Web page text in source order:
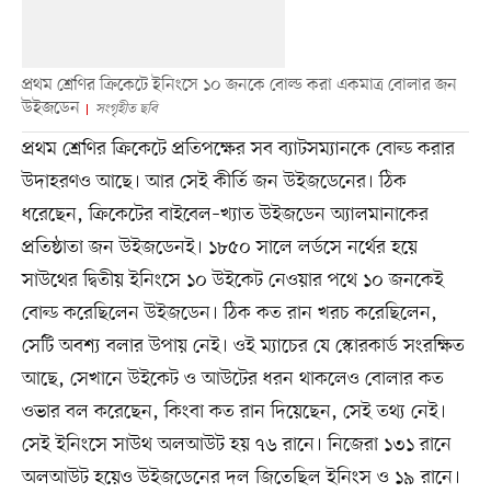
প্রথম শ্রেণির ক্রিকেটে ইনিংসে ১০ জনকে বোল্ড করা একমাত্র বোলার জন
উইজডেন
সংগৃহীত ছবি
প্রথম শ্রেণির ক্রিকেটে প্রতিপক্ষের সব ব্যাটসম্যানকে বোল্ড করার
উদাহরণও আছে। আর সেই কীর্তি জন উইজডেনের। ঠিক
ধরেছেন, ক্রিকেটের বাইবেল–খ্যাত উইজডেন অ্যালমানাকের
প্রতিষ্ঠাতা জন উইজডেনই। ১৮৫০ সালে লর্ডসে নর্থের হয়ে
সাউথের দ্বিতীয় ইনিংসে ১০ উইকেট নেওয়ার পথে ১০ জনকেই
বোল্ড করেছিলেন উইজডেন। ঠিক কত রান খরচ করেছিলেন,
সেটি অবশ্য বলার উপায় নেই। ওই ম্যাচের যে স্কোরকার্ড সংরক্ষিত
আছে, সেখানে উইকেট ও আউটের ধরন থাকলেও বোলার কত
ওভার বল করেছেন, কিংবা কত রান দিয়েছেন, সেই তথ্য নেই।
সেই ইনিংসে সাউথ অলআউট হয় ৭৬ রানে। নিজেরা ১৩১ রানে
অলআউট হয়েও উইজডেনের দল জিতেছিল ইনিংস ও ১৯ রানে।